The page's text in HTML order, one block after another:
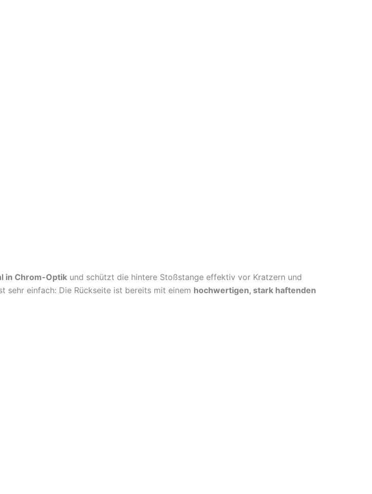
in Chrom-Optik und schützt die hintere Stoßstange effektiv vor Kratzern und
sehr einfach: Die Rückseite ist bereits mit einem hochwertigen, stark haftenden